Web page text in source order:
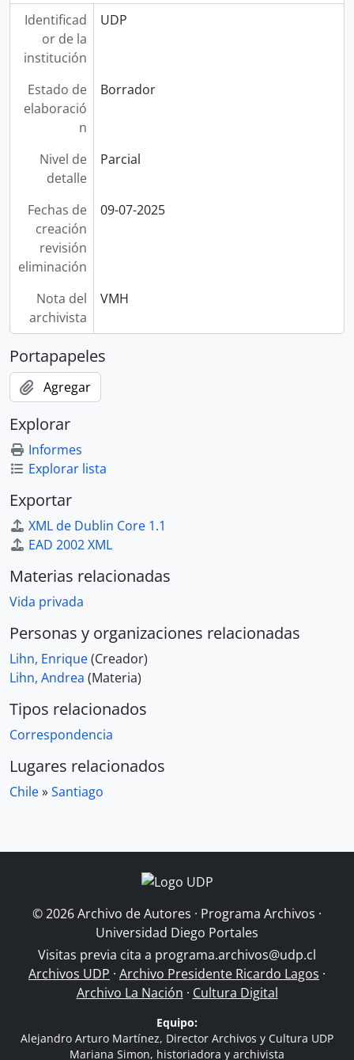
Identificad
or de la
institución
UDP
Estado de
elaboració
n
Borrador
Nivel de
detalle
Parcial
Fechas de
creación
revisión
eliminación
09-07-2025
Nota del
archivista
VMH
Portapapeles
Agregar
Explorar
Informes
Explorar lista
Exportar
XML de Dublin Core 1.1
EAD 2002 XML
Materias relacionadas
Vida privada
Personas y organizaciones relacionadas
Lihn, Enrique(Creador)
Lihn, Andrea (Materia)
Tipos relacionados
Correspondencia
Lugares relacionados
Chile»Santiago
© 2026 Archivo de Autores · Programa Archivos ·
Universidad Diego Portales
Visitas previa cita a programa.archivos@udp.cl
Archivos UDP · Archivo Presidente Ricardo Lagos ·
Archivo La Nación · Cultura Digital
Equipo:
Alejandro Arturo Martínez, Director Archivos y Cultura UDP
Mariana Simon, historiadora y archivista